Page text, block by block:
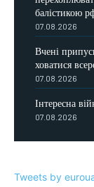
балістикою
07.08.2026
Вчені
ховатися
07.08.2026
Інтересна
07.08.2026
Tweets by